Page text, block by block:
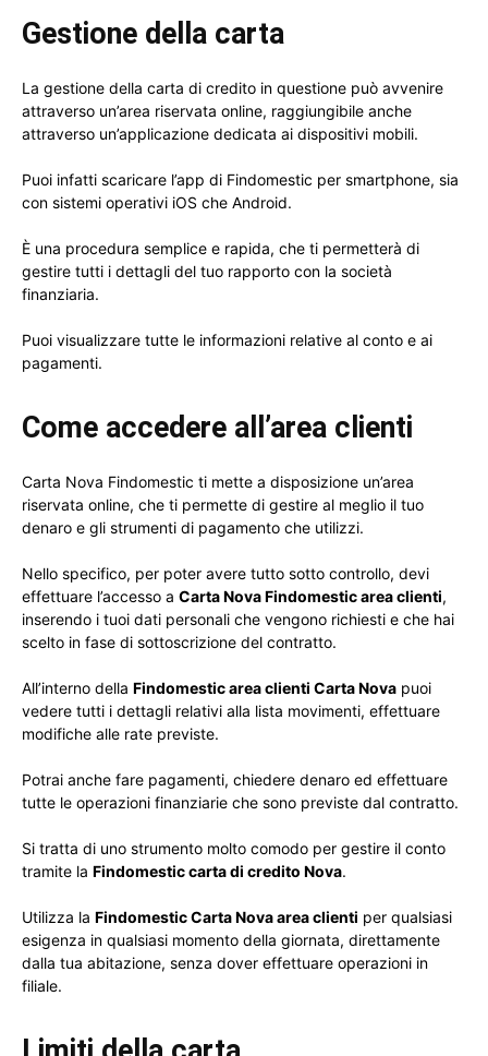
Gestione della carta
La gestione della carta di credito in questione può avvenire
attraverso un’area riservata online, raggiungibile anche
attraverso un’applicazione dedicata ai dispositivi mobili.
Puoi infatti scaricare l’app di Findomestic per smartphone, sia
con sistemi operativi iOS che Android.
È una procedura semplice e rapida, che ti permetterà di
gestire tutti i dettagli del tuo rapporto con la società
finanziaria.
Puoi visualizzare tutte le informazioni relative al conto e ai
pagamenti.
Come accedere all’area clienti
Carta Nova Findomestic ti mette a disposizione un’area
riservata online, che ti permette di gestire al meglio il tuo
denaro e gli strumenti di pagamento che utilizzi.
Nello specifico, per poter avere tutto sotto controllo, devi
effettuare l’accesso a Carta Nova Findomestic area clienti,
inserendo i tuoi dati personali che vengono richiesti e che hai
scelto in fase di sottoscrizione del contratto.
All’interno della Findomestic area clienti Carta Nova puoi
vedere tutti i dettagli relativi alla lista movimenti, effettuare
modifiche alle rate previste.
Potrai anche fare pagamenti, chiedere denaro ed effettuare
tutte le operazioni finanziarie che sono previste dal contratto.
Si tratta di uno strumento molto comodo per gestire il conto
tramite la Findomestic carta di credito Nova.
Utilizza la Findomestic Carta Nova area clienti per qualsiasi
esigenza in qualsiasi momento della giornata, direttamente
dalla tua abitazione, senza dover effettuare operazioni in
filiale.